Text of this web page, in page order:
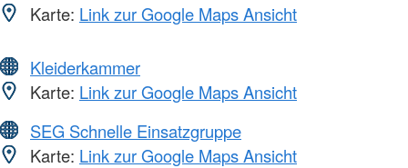
Karte: Link zur Google Maps Ansicht
Kleiderkammer
Karte: Link zur Google Maps Ansicht
SEG Schnelle Einsatzgruppe
Karte: Link zur Google Maps Ansicht